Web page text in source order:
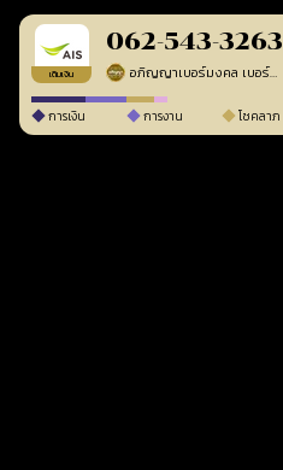
เติมเงิน
062-543-3263
อภิญญาเบอร์มงคล เบอร์สวยเลขศาสตร์
การเงิน การงาน โชคลาภ